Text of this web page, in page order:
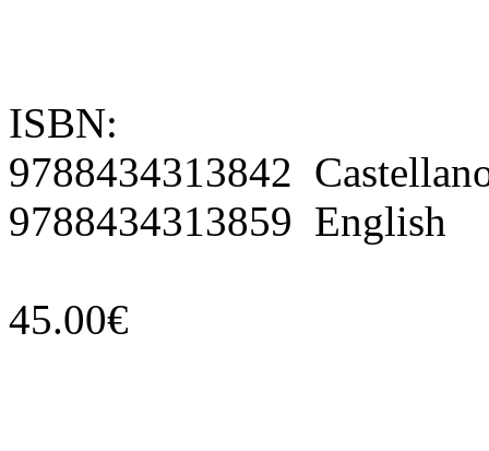
ISBN:
9788434313842
9788434313859 English
45.00€